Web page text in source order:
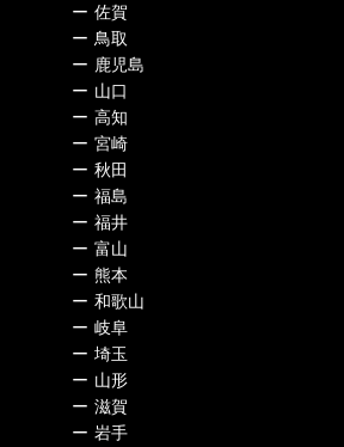
ー 佐賀
ー 鳥取
ー 鹿児島
ー 山口
ー 高知
ー 宮崎
ー 秋田
ー 福島
ー 福井
ー 富山
ー 熊本
ー 和歌山
ー 岐阜
ー 埼玉
ー 山形
ー 滋賀
ー 岩手